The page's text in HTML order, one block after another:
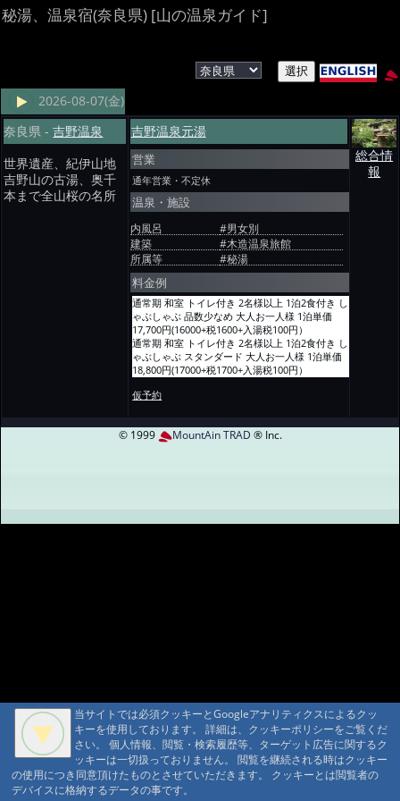
秘湯、温泉宿(奈良県) [山の温泉ガイド]
2026-08-07(金)
奈良県 -吉野温泉
世界遺産、紀伊山地
吉野山の古湯、奥千
本まで全山桜の名所
吉野温泉元湯
営業
通年営業・不定休
温泉・施設
内風呂
#男女別
建築
#木造温泉旅館
所属等
#秘湯
料金例
通常期 和室 トイレ付き 2名様以上 1泊2食付き し
ゃぶしゃぶ 品数少なめ 大人お一人様 1泊単価
17,700円(16000+税1600+入湯税100円）
通常期 和室 トイレ付き 2名様以上 1泊2食付き し
ゃぶしゃぶ スタンダード 大人お一人様 1泊単価
18,800円(17000+税1700+入湯税100円）
鍋プラン 大人お一人様 1泊単価 18,800円
泊2食付き 大人お一人様 1泊単価 19,900円
仮予約
総合情
報
当サイトでは必須クッキーとGoogleアナリティクスによるクッ
キーを使用しております。 詳細は、クッキーポリシーをご覧くだ
さい。 個人情報、閲覧・検索履歴等、ターゲット広告に関するク
ッキーは一切扱っておりません。 閲覧を継続される時はクッキー
の使用につき同意頂けたものとさせていただきます。 クッキーとは閲覧者の
デバイスに格納するデータの事です。
© 1999 MountAin TRAD ® Inc.
当サイトでは必須クッキーとGoogleアナリティクスによるクッ
キーを使用しております。 詳細は、クッキーポリシーをご覧くだ
さい。 個人情報、閲覧・検索履歴等、ターゲット広告に関するク
ッキーは一切扱っておりません。 閲覧を継続される時はクッキー
の使用につき同意頂けたものとさせていただきます。 クッキーとは閲覧者の
デバイスに格納するデータの事です。